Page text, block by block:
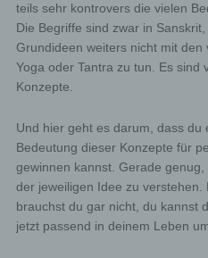
teils sehr kontrovers die vielen
Die Begriffe sind zwar in
Grundideen weiters nicht mit
Yoga oder Tantra zu tun. Es sind
Konzepte.
Und hier geht es darum, dass du
Bedeutung dieser Konzepte für
gewinnen kannst. Gerade
der jeweiligen Idee zu
brauchst du gar nicht, du kannst
jetzt passend in deinem Leben